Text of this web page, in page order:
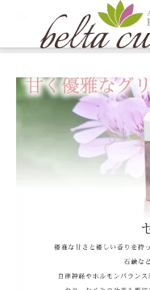
ブログ一覧 アロ
ハーブ系, フローラル系 , 精油